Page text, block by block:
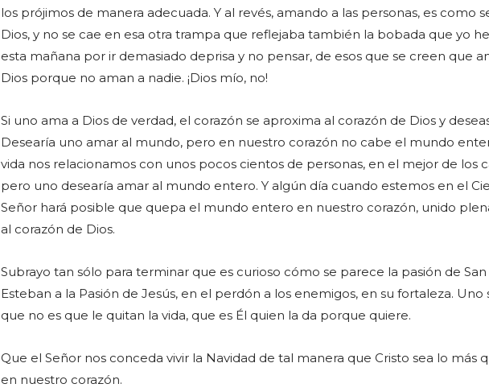
los prójimos de manera adecuada. Y al revés, amando a las personas, es como
Dios, y no se cae en esa otra trampa que reflejaba también la bobada que yo
esta mañana por ir demasiado deprisa y no pensar, de esos que se creen que
Dios porque no aman a nadie. ¡Dios mío, no!
Si uno ama a Dios de verdad, el corazón se aproxima al corazón de Dios y
Desearía uno amar al mundo, pero en nuestro corazón no cabe el mundo
vida nos relacionamos con unos pocos cientos de personas, en el mejor de los
pero uno desearía amar al mundo entero. Y algún día cuando estemos en el
Señor hará posible que quepa el mundo entero en nuestro corazón, unido
al corazón de Dios.
Subrayo tan sólo para terminar que es curioso cómo se parece la pasión de San
Esteban a la Pasión de Jesús, en el perdón a los enemigos, en su fortaleza. Uno
que no es que le quitan la vida, que es Él quien la da porque quiere.
Que el Señor nos conceda vivir la Navidad de tal manera que Cristo sea lo más
en nuestro corazón.